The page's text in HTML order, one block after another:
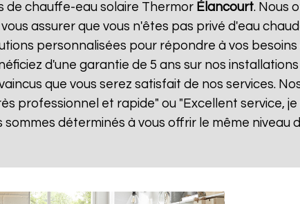
de chauffe-eau solaire Thermor Élancourt. Nous
vous assurer que vous n'êtes pas privé d'eau
personnalisées pour répondre à vos
d'une garantie de 5 ans sur nos
que vous serez satisfait de nos services.
professionnel et rapide" ou "Excellent service,
sommes déterminés à vous offrir le même